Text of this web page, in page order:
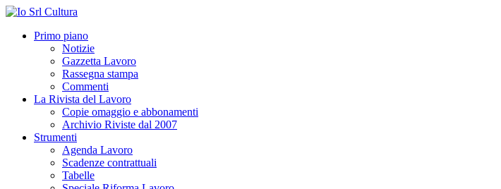
Primo piano
Notizie
Gazzetta Lavoro
Rassegna stampa
Commenti
La Rivista del Lavoro
Copie omaggio e abbonamenti
Archivio Riviste dal 2007
Strumenti
Agenda Lavoro
Scadenze contrattuali
Tabelle